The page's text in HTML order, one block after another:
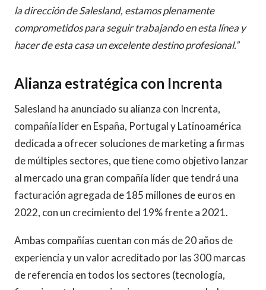
la dirección de Salesland, estamos plenamente
comprometidos para seguir trabajando en esta línea y
hacer de esta casa un excelente destino profesional.”
Alianza estratégica con Increnta
Salesland ha anunciado su alianza con Increnta,
compañía líder en España, Portugal y Latinoamérica
dedicada a ofrecer soluciones de marketing a firmas
de múltiples sectores, que tiene como objetivo lanzar
al mercado una gran compañía líder que tendrá una
facturación agregada de 185 millones de euros en
2022, con un crecimiento del 19% frente a 2021.
Ambas compañías cuentan con más de 20 años de
experiencia y un valor acreditado por las 300 marcas
de referencia en todos los sectores (tecnología,